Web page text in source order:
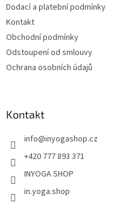
Dodací a platební podmínky
Kontakt
Obchodní podmínky
Odstoupení od smlouvy
Ochrana osobních údajů
Kontakt
info@inyogashop.cz
+420 777 893 371
INYOGA SHOP
in.yoga.shop